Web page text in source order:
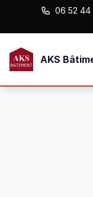
06 52 44
AKS